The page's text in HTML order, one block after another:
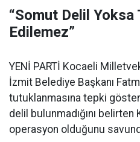
“Somut Delil Yoksa
Edilemez”
YENİ PARTİ Kocaeli
İzmit Belediye Başkanı
tutuklanmasına tepki
delil bulunmadığını
operasyon olduğunu